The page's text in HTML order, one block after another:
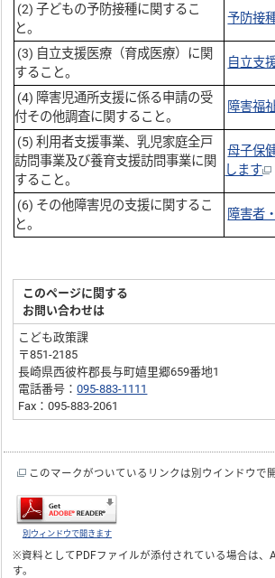
(2) 子どもの予防接種に関するこ
と。
予防接
(3) 自立支援医療（育成医療）に関
すること。
自立支
(4) 障害児通所支援に係る申請の受
付その他調査に関すること。
障害福
(5) 利用者支援事業、乳児家庭全戸
訪問事業及び養育支援訪問事業に関
すること。
母子保
します
(6) その他障害児の支援に関するこ
と。
障害者
このページに関する
お問い合わせは
こども政策課
〒851-2185
長崎県西彼杵郡長与町嬉里郷659番地1
電話番号：095-883-1111
Fax：095-883-2061
このマークがついているリンクは別ウインドウで
別ウィンドウで開きます
※資料としてPDFファイルが添付されている場合は、
す。